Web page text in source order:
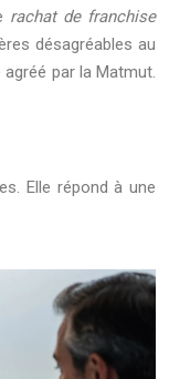
rachat de franchise
désagréables au
par la Matmut.
Elle répond à une